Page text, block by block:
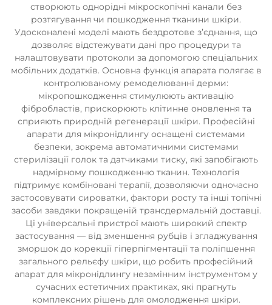
створюють однорідні мікроскопічні канали без
розтягування чи пошкодження тканини шкіри.
Удосконалені моделі мають бездротове з’єднання, що
дозволяє відстежувати дані про процедури та
налаштовувати протоколи за допомогою спеціальних
мобільних додатків. Основна функція апарата полягає в
контролюваному ремоделюванні дерми:
мікропошкодження стимулюють активацію
фібробластів, прискорюють клітинне оновлення та
сприяють природній регенерації шкіри. Професійні
апарати для мікронідлингу оснащені системами
безпеки, зокрема автоматичними системами
стерилізації голок та датчиками тиску, які запобігають
надмірному пошкодженню тканин. Технологія
підтримує комбіновані терапії, дозволяючи одночасно
застосовувати сироватки, фактори росту та інші топічні
засоби завдяки покращеній трансдермальній доставці.
Ці універсальні пристрої мають широкий спектр
застосування — від зменшення рубців і згладжування
зморшок до корекції гіперпігментації та поліпшення
загального рельєфу шкіри, що робить професійний
апарат для мікронідлингу незамінним інструментом у
сучасних естетичних практиках, які прагнуть
комплексних рішень для омолодження шкіри.